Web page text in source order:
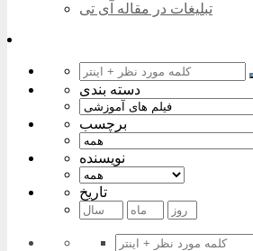
تبلیغات در مقاله آی تی
دسته بندی
برچسب
نویسنده
تاریخ